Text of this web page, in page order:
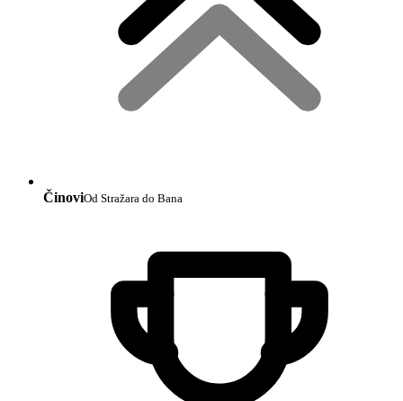
ČinoviOd Stražara do Bana